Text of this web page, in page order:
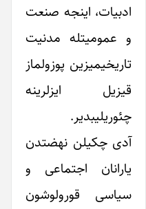
ادبیات، اینجه صنعت
و عمومیتله مدنیت
تاریخیمیزین پوزولماز
قیزیل ایزلرینه
چئوریلیبدیر.
آدی چکیلن نهضتدن
یارانان اجتماعی و
سیاسی قورولوشون